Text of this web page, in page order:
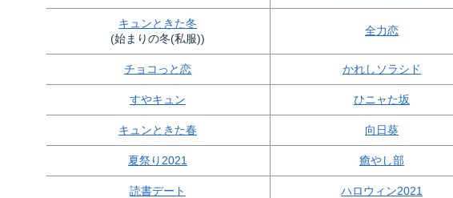
キュンときた冬
(始まりの冬(私服))
全力恋
チョコっと恋 かれしソラシド
すやキュン ひニャた坂
キュンときた春 向日葵
夏祭り2021 癒やし部
読書デート ハロウィン2021